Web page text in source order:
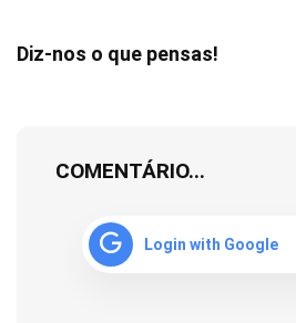
Diz-nos o que pensas!
COMENTÁRIO...
Login with Google